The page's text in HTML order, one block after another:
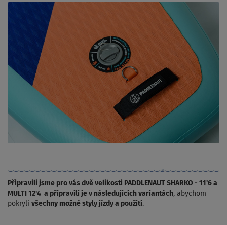
Připravili jsme pro vás dvě velikosti PADDLENAUT SHARKO - 11'6 a
MULTI 12'4 a připravili je v následujicích variantách, abychom
pokryli všechny možné styly jízdy a použití.